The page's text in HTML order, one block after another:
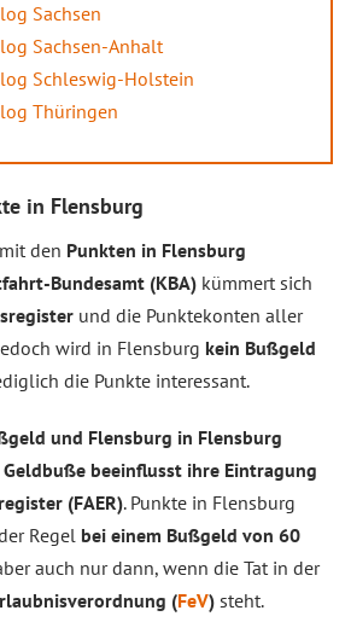
Sachsen
Sachsen-Anhalt
Schleswig-Holstein
Thüringen
in Flensburg
den Punkten in Flensburg
Bundesamt (KBA) kümmert sich
und die Punktekonten aller
wird in Flensburg kein Bußgeld
die Punkte interessant.
und Flensburg in Flensburg
Geldbuße beeinflusst ihre Eintragung
(FAER). Punkte in Flensburg
Regel bei einem Bußgeld von 60
auch nur dann, wenn die Tat in der
(FeV) steht.